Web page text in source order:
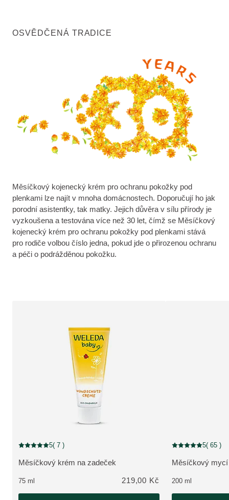
OSVĚDČENÁ TRADICE
Měsíčkový kojenecký krém pro ochranu pokožky pod
plenkami lze najít v mnoha domácnostech. Doporučují ho jak
porodní asistentky, tak matky. Jejich důvěra v sílu přírody je
vyzkoušena a testována více než 30 let, čímž se Měsíčkový
kojenecký krém pro ochranu pokožky pod plenkami stává
pro rodiče volbou číslo jedna, pokud jde o přirozenou ochranu
a péči o podrážděnou pokožku.
ZOBRAZIT PRODUKT:
Měsíčkový krém na zadeček
Aktuální hodnocení: 5 z 5 hvězdiček hodnoceno 7 zákazníky
5( 7 )
75 ml 219,00 Kč
ZOBRAZIT
Měsíčkový
Aktuální 5( 65 )
200 ml